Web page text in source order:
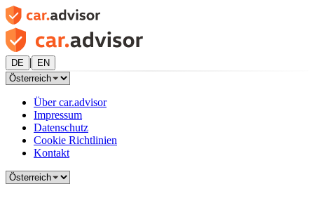
DE | EN
Über car.advisor
Impressum
Datenschutz
Cookie Richtlinien
Kontakt